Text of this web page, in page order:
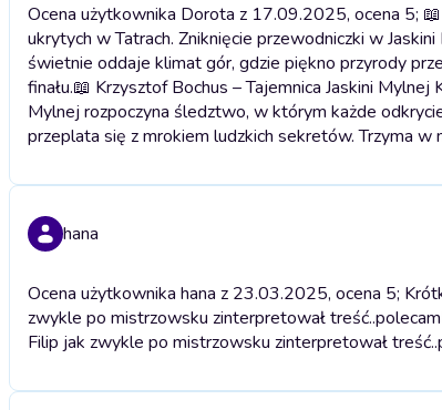
Ocena użytkownika Dorota z 17.09.2025, ocena 5;
ukrytych w Tatrach. Zniknięcie przewodniczki w
świetnie oddaje klimat gór, gdzie piękno przyrody
finału.📖 Krzysztof Bochus – Tajemnica Jaskini Mylnej
Mylnej rozpoczyna śledztwo, w którym każde
przeplata się z mrokiem ludzkich sekretów. Trzyma w
hana
Ocena użytkownika hana z 23.03.2025, ocena 5;
zwykle po mistrzowsku zinterpretował treść..polecam
Filip jak zwykle po mistrzowsku zinterpretował